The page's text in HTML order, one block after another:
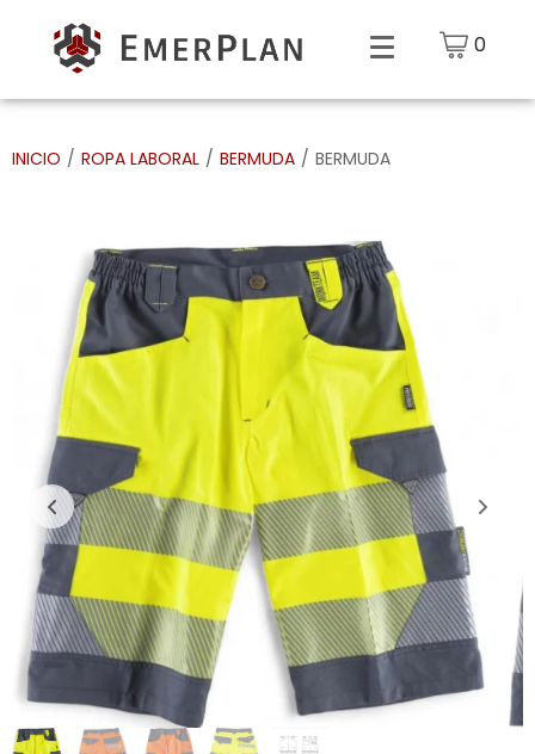
0
INICIO / ROPA LABORAL / BERMUDA / BERMUDA